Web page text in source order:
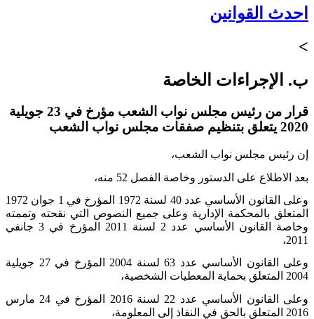
احدث القوانين
>
ب. الإجراءات الخاصة
قرار من رئيس مجلس نواب الشعب مؤرخ في 23 جويلية
2020 يتعلق بتنظيم صفقات مجلس نواب الشعب
إن رئيس مجلس نواب الشعب،
بعد الاطلاع على الدستور وخاصة الفصل 52 منه،
وعلى القانون الأساسي عدد 40 لسنة 1972 المؤرخ في 1 جوان 1972
المتعلق بالمحكمة الإدارية وعلى جميع النصوص التي نقحته وتممته
وخاصة القانون الأساسي عدد 2 لسنة 2011 المؤرخ في 3 جانفي
2011،
وعلى القانون الأساسي عدد 63 لسنة 2004 المؤرخ في 27 جويلية
2004 المتعلق بحماية المعطيات الشخصية،
وعلى القانون الأساسي عدد 22 لسنة 2016 المؤرخ في 24 مارس
2016 المتعلق بالحق في النفاذ إلى المعلومة،